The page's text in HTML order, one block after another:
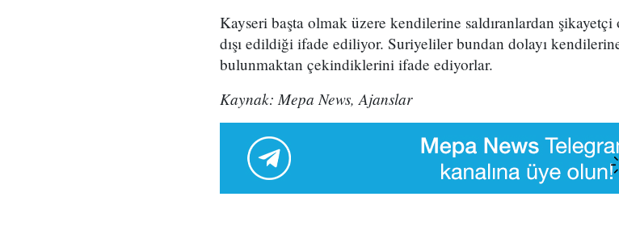
Kayseri başta olmak üzere kendilerine saldıranlardan
dışı edildiği ifade ediliyor. Suriyeliler bundan dolayı
bulunmaktan çekindiklerini ifade ediyorlar.
Kaynak: Mepa News, Ajanslar